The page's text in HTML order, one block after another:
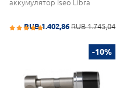
аккумулятор Iseo Libra
RUB 1.402,86 RUB 1.745,04
-10%